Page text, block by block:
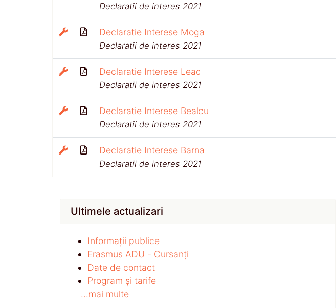
Declaratii de interes 2021
Declaratie Interese Moga
Declaratii de interes 2021
Declaratie Interese Leac
Declaratii de interes 2021
Declaratie Interese Bealcu
Declaratii de interes 2021
Declaratie Interese Barna
Declaratii de interes 2021
Ultimele actualizari
Informații publice
Erasmus ADU - Cursanți
Date de contact
Program și tarife
...mai multe